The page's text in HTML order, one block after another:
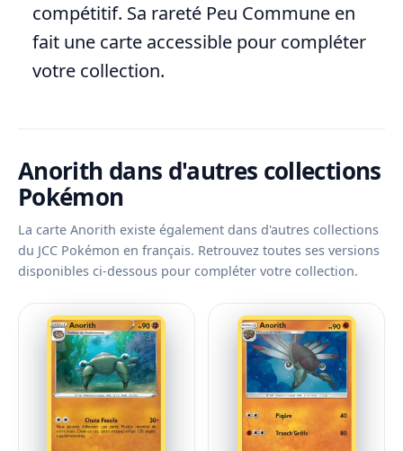
compétitif. Sa rareté Peu Commune en
fait une carte accessible pour compléter
votre collection.
Anorith dans d'autres collections
Pokémon
La carte Anorith existe également dans d'autres collections
du JCC Pokémon en français. Retrouvez toutes ses versions
disponibles ci-dessous pour compléter votre collection.